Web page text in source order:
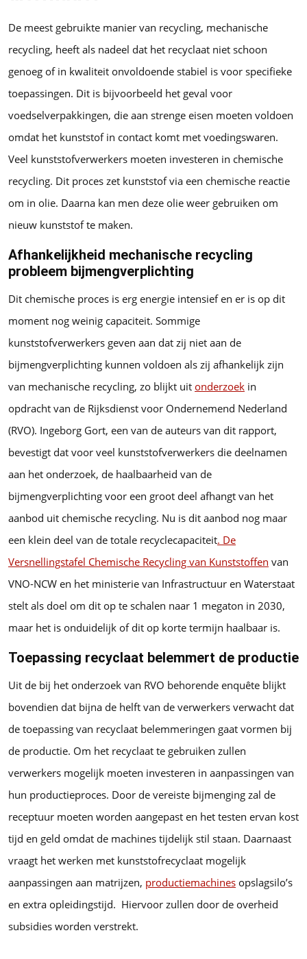
De meest gebruikte manier van recycling, mechanische
recycling, heeft als nadeel dat het recyclaat niet schoon
genoeg of in kwaliteit onvoldoende stabiel is voor specifieke
toepassingen. Dit is bijvoorbeeld het geval voor
voedselverpakkingen, die aan strenge eisen moeten voldoen
omdat het kunststof in contact komt met voedingswaren.
Veel kunststofverwerkers moeten investeren in chemische
recycling. Dit proces zet kunststof via een chemische reactie
om in olie. Daarna kan men deze olie weer gebruiken om
nieuw kunststof te maken.
Afhankelijkheid mechanische recycling
probleem bijmengverplichting
Dit chemische proces is erg energie intensief en er is op dit
moment nog weinig capaciteit. Sommige
kunststofverwerkers geven aan dat zij niet aan de
bijmengverplichting kunnen voldoen als zij afhankelijk zijn
van mechanische recycling, zo blijkt uit onderzoek in
opdracht van de Rijksdienst voor Ondernemend Nederland
(RVO). Ingeborg Gort, een van de auteurs van dit rapport,
bevestigt dat voor veel kunststofverwerkers die deelnamen
aan het onderzoek, de haalbaarheid van de
bijmengverplichting voor een groot deel afhangt van het
aanbod uit chemische recycling. Nu is dit aanbod nog maar
een klein deel van de totale recyclecapaciteit. De
Versnellingstafel Chemische Recycling van Kunststoffen van
VNO-NCW en het ministerie van Infrastructuur en Waterstaat
stelt als doel om dit op te schalen naar 1 megaton in 2030,
maar het is onduidelijk of dit op korte termijn haalbaar is.
Toepassing recyclaat belemmert de productie
Uit de bij het onderzoek van RVO behorende enquête blijkt
bovendien dat bijna de helft van de verwerkers verwacht dat
de toepassing van recyclaat belemmeringen gaat vormen bij
de productie. Om het recyclaat te gebruiken zullen
verwerkers mogelijk moeten investeren in aanpassingen van
hun productieproces. Door de vereiste bijmenging zal de
receptuur moeten worden aangepast en het testen ervan kost
tijd en geld omdat de machines tijdelijk stil staan. Daarnaast
vraagt het werken met kunststofrecyclaat mogelijk
aanpassingen aan matrijzen, productiemachines opslagsilo’s
en extra opleidingstijd. Hiervoor zullen door de overheid
subsidies worden verstrekt.